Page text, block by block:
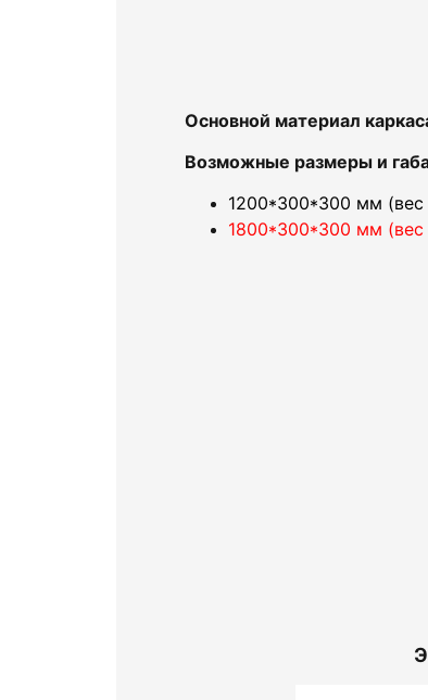
Основной материал
Возможные размеры и
1200*300*300 мм (вес
1800*300*300 мм (вес